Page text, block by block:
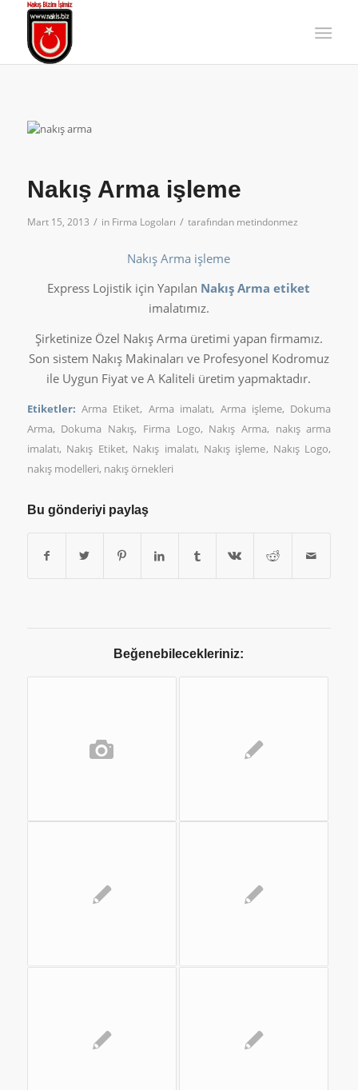
Nakış Arma işleme
Mart 15, 2013 / in Firma Logoları / tarafından metindonmez
Nakış Arma işleme
Express Lojistik için Yapılan Nakış Arma etiket
imalatımız.
Şirketinize Özel Nakış Arma üretimi yapan firmamız.
Son sistem Nakış Makinaları ve Profesyonel Kodromuz
ile Uygun Fiyat ve A Kaliteli üretim yapmaktadır.
Etiketler: Arma Etiket, Arma imalatı, Arma işleme, Dokuma
Arma, Dokuma Nakış, Firma Logo, Nakış Arma, nakış arma
imalatı, Nakış Etiket, Nakış imalatı, Nakış işleme, Nakış Logo,
nakış modelleri, nakış örnekleri
Bu gönderiyi paylaş
Beğenebilecekleriniz: